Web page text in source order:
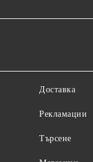
Доставка
Рекламации
Търсене